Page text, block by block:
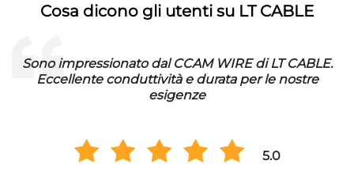
Cosa dicono gli utenti su LT CABLE
Sono impressionato dal CCAM WIRE di LT CABLE.
Eccellente conduttività e durata per le nostre
esigenze
5.0